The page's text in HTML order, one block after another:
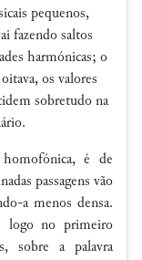
pequenos,
fazendo saltos
harmónicas; o
os valores
sobretudo na
é de
passagens vão
a menos densa.
logo no primeiro
sobre a palavra